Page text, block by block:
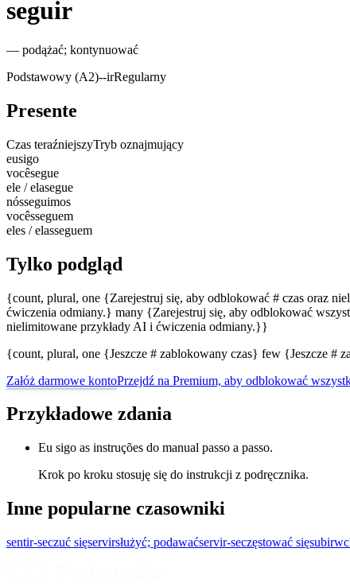
seguir
— podążać; kontynuować
Podstawowy (A2)--irRegularny
Presente
Czas teraźniejszyTryb oznajmujący
eusigo
vocêsegue
ele / elasegue
nósseguimos
vocêsseguem
eles / elasseguem
Tylko podgląd
{count, plural, one {Zarejestruj się, aby odblokować # czas oraz
ćwiczenia odmiany.} many {Zarejestruj się, aby odblokować
nielimitowane przykłady AI i ćwiczenia odmiany.}}
{count, plural, one {Jeszcze # zablokowany czas} few {Jeszcze #
Załóż darmowe kontoPrzejdź na Premium, aby odblokować
Przykładowe zdania
Eu sigo as instruções do manual passo a passo.
Krok po kroku stosuję się do instrukcji z podręcznika.
Inne popularne czasowniki
sentir-seczuć sięservirsłużyć; podawaćservir-seczęstować sięsubir